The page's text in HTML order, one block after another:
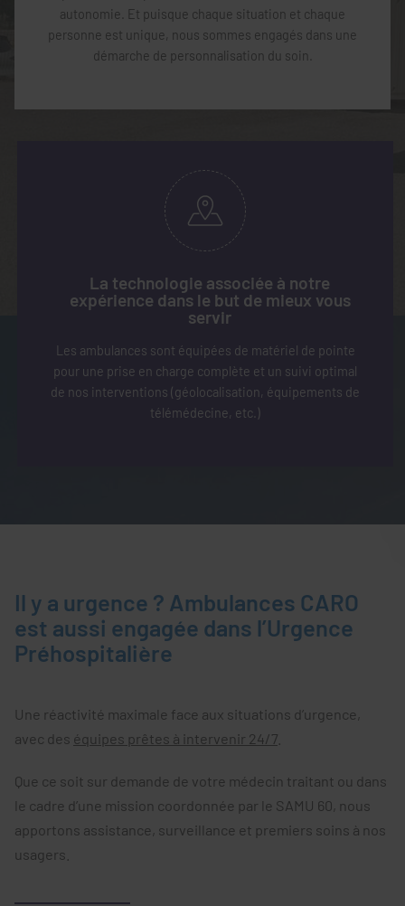
autonomie. Et puisque chaque situation et chaque
personne est unique, nous sommes engagés dans une
démarche de personnalisation du soin.
La technologie associée à notre
expérience dans le but de mieux vous
servir
Les ambulances sont équipées de matériel de pointe
pour une prise en charge complète et un suivi optimal
de nos interventions (géolocalisation, équipements de
télémédecine, etc.)
Il y a urgence ? Ambulances CARO
est aussi engagée dans l’Urgence
Préhospitalière
Une réactivité maximale face aux situations d’urgence,
avec des équipes prêtes à intervenir 24/7
Que ce soit sur demande de votre médecin traitant ou dans
le cadre d’une mission coordonnée par le SAMU 60, nous
apportons assistance, surveillance et premiers soins à nos
usagers.